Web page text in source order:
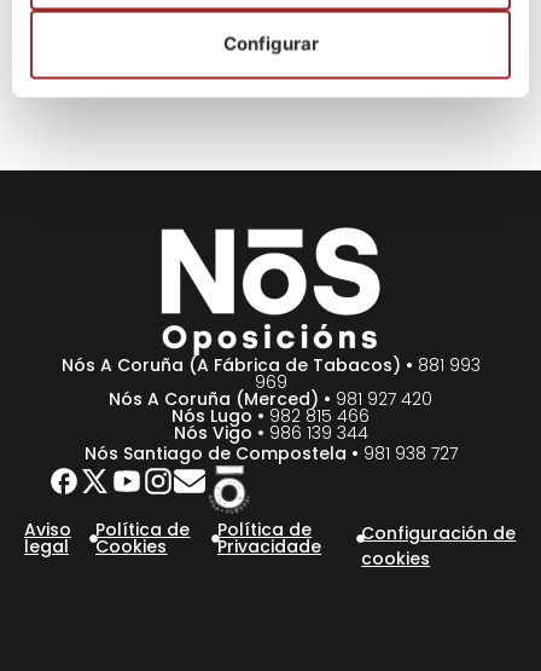
Contacta con Nós
Nós A Coruña (A Fábrica de Tabacos) • 881 993
969
Nós A Coruña (Merced) • 981 927 420
Nós Lugo • 982 815 466
Nós Vigo • 986 139 344
Nós Santiago de Compostela • 981 938 727
Aviso
legal
Política de
Cookies
Política de
Privacidade
Configuración de
cookies
Configurar